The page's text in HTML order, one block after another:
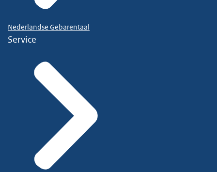
Nederlandse Gebarentaal
Service